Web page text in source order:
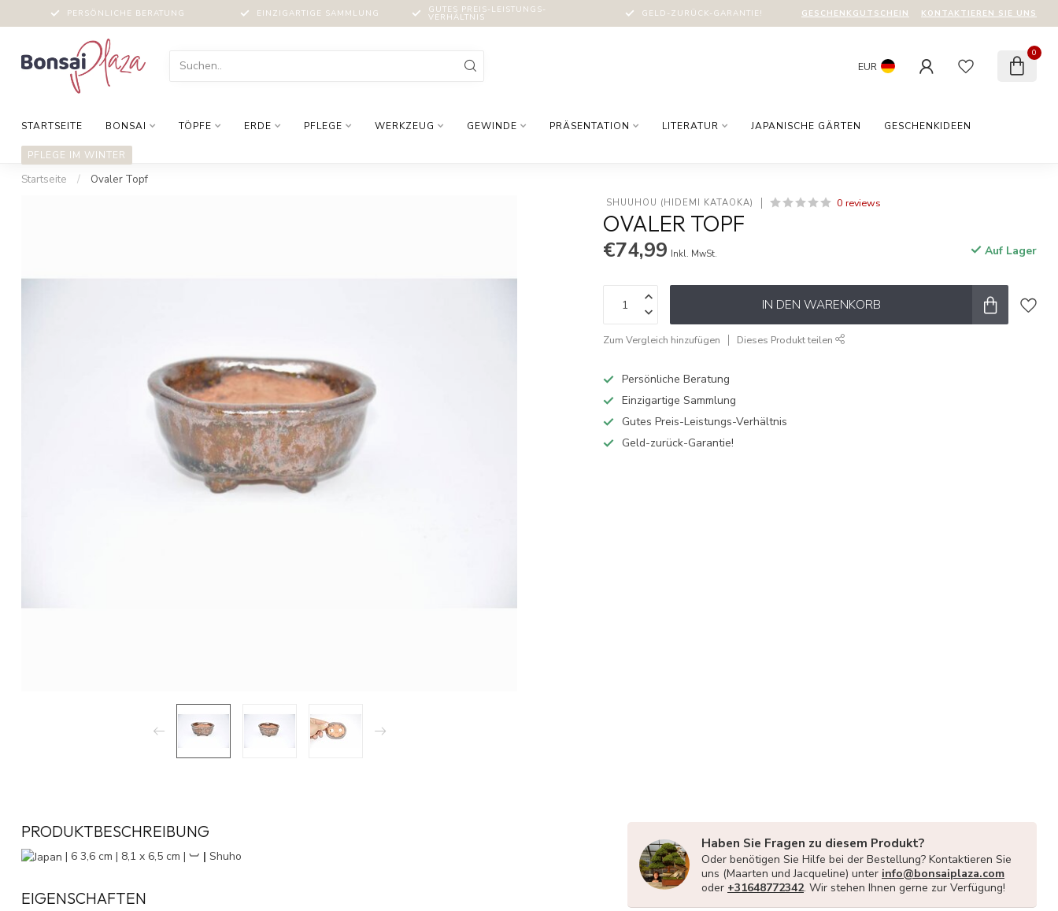
PERSÖNLICHE BERATUNG EINZIGARTIGE SAMMLUNG GUTES PREIS-LEISTUNGS-
VERHÄLTNIS GELD-ZURÜCK-GARANTIE! GESCHENKGUTSCHEIN KONTAKTIEREN SIE UNS
EUR
0
STARTSEITE BONSAI TÖPFE ERDE PFLEGE WERKZEUG GEWINDE PRÄSENTATION LITERATUR JAPANISCHE GÄRTEN GESCHENKIDEEN
PFLEGE IM WINTER
Startseite / Ovaler Topf
SHUUHOU (HIDEMI KATAOKA) 0 reviews
OVALER TOPF
€74,99 Inkl. MwSt. Auf Lager
IN DEN WARENKORB
Zum Vergleich hinzufügen Dieses Produkt teilen
Persönliche Beratung
Einzigartige Sammlung
Gutes Preis-Leistungs-Verhältnis
Geld-zurück-Garantie!
PRODUKTBESCHREIBUNG
| 6 3,6 cm | 8,1 x 6,5 cm | ︺ | Shuho
EIGENSCHAFTEN
Haben Sie Fragen zu diesem Produkt?
Oder benötigen Sie Hilfe bei der Bestellung? Kontaktieren Sie
uns (Maarten und Jacqueline) unter info@bonsaiplaza.com
oder +31648772342. Wir stehen Ihnen gerne zur Verfügung!